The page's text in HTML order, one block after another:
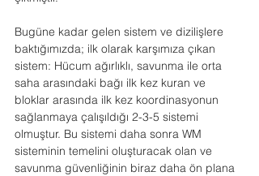
Bugüne kadar gelen sistem ve dizilişlere
baktığımızda; ilk olarak karşımıza çıkan
sistem: Hücum ağırlıklı, savunma ile orta
saha arasındaki bağı ilk kez kuran ve
bloklar arasında ilk kez koordinasyonun
sağlanmaya çalışıldığı 2-3-5 sistemi
olmuştur. Bu sistemi daha sonra WM
sisteminin temelini oluşturacak olan ve
savunma güvenliğinin biraz daha ön plana